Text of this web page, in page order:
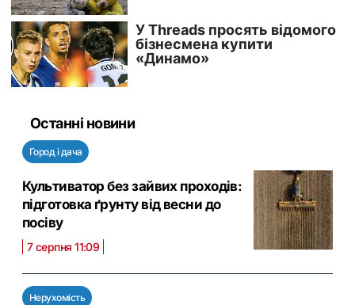
Останні новини
Город і дача
Культиватор без зайвих проходів:
підготовка ґрунту від весни до
посіву
7 серпня 11:09
Нерухомість